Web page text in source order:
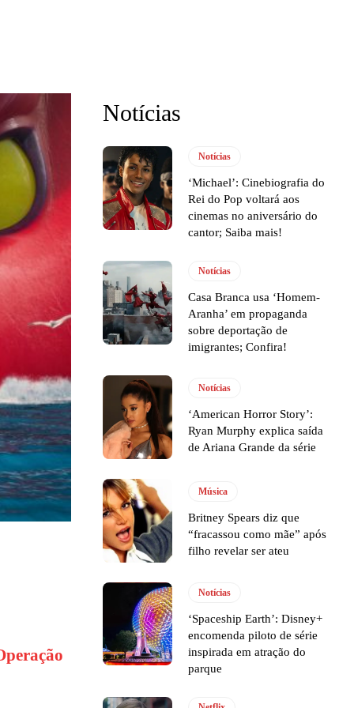
Notícias
Notícias
‘Michael’: Cinebiografia do
Rei do Pop voltará aos
cinemas no aniversário do
cantor; Saiba mais!
Notícias
Casa Branca usa ‘Homem-
Aranha’ em propaganda
sobre deportação de
imigrantes; Confira!
Notícias
‘American Horror Story’:
Ryan Murphy explica saída
de Ariana Grande da série
Música
Britney Spears diz que
“fracassou como mãe” após
filho revelar ser ateu
Notícias
‘Spaceship Earth’: Disney+
encomenda piloto de série
inspirada em atração do
parque